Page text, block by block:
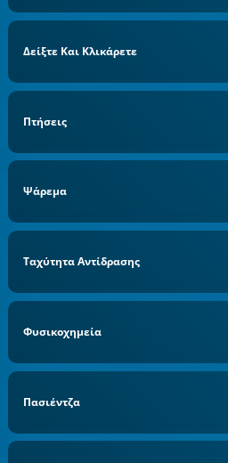
Δείξτε Και Κλικάρετε
Πτήσεις
Ψάρεμα
Ταχύτητα Αντίδρασης
Φυσικοχημεία
Πασιέντζα